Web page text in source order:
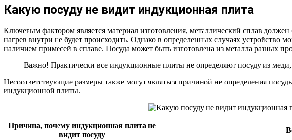
Какую посуду не видит индукционная плита
Ключевым фактором является материал изготовления, металлический сплав
нагрев внутри не будет происходить. Однако в определенных случаях
наличием примесей в сплаве. Посуда может быть изготовлена из металла разных
Важно! Практически все индукционные плиты не определяют посуду из
Несоответствующие размеры также могут являться причиной не определения
индукционной плиты.
Причина, почему индукционная плита не
видит посуду